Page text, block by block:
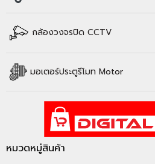
กล้องวงจรปิด CCTV
มอเตอร์ประตูรีโมท Motor
หมวดหมู่สินค้า